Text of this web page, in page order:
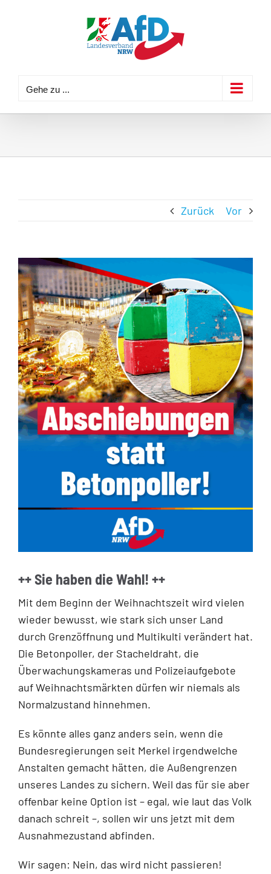
Gehe zu ...
Zurück Vor
++ Sie haben die Wahl! ++
Mit dem Beginn der Weihnachtszeit wird vielen
wieder bewusst, wie stark sich unser Land
durch Grenzöffnung und Multikulti verändert hat.
Die Betonpoller, der Stacheldraht, die
Überwachungskameras und Polizeiaufgebote
auf Weihnachtsmärkten dürfen wir niemals als
Normalzustand hinnehmen.
Es könnte alles ganz anders sein, wenn die
Bundesregierungen seit Merkel irgendwelche
Anstalten gemacht hätten, die Außengrenzen
unseres Landes zu sichern. Weil das für sie aber
offenbar keine Option ist – egal, wie laut das Volk
danach schreit –, sollen wir uns jetzt mit dem
Ausnahmezustand abfinden.
Wir sagen: Nein, das wird nicht passieren!